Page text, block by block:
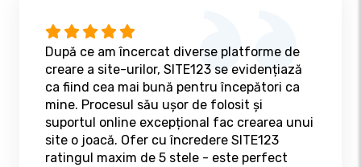
După ce am încercat diverse platforme de
creare a site-urilor, SITE123 se evidențiază
ca fiind cea mai bună pentru începători ca
mine. Procesul său ușor de folosit și
suportul online excepțional fac crearea unui
site o joacă. Ofer cu încredere SITE123
ratingul maxim de 5 stele - este perfect